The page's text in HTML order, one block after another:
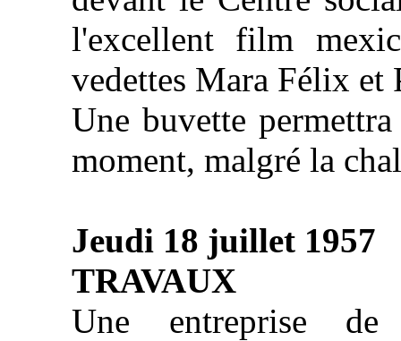
l'excellent film
vedettes Mara Félix et
Une buvette
moment, malgré la
Jeudi 18 juillet 1957
TRAVAUX
Une entreprise de